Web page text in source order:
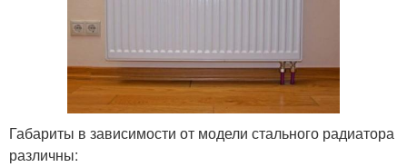
Габариты в зависимости от модели стального радиатора
различны: